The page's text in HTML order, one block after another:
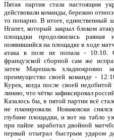
Пятая партия стала настоящим
действовали команды, бережно
то попарно. В итоге, единственный
Нгапет, который закрыл блоком
площадки продолжилась
появившийся на площадке в ходе
атака в поле не попала - 10:10.
французской сборной сам же
затем Марешаль хладнокровно
преимущество своей команде -
Курек, когда после своей
линию, что чётко зафиксировал
Казалось бы, в пятой партии всё
не планировали. Новаковски
глубине площадки, и вот на табло
при пайпе заработал двойной
первый отыграл быстрым ударом